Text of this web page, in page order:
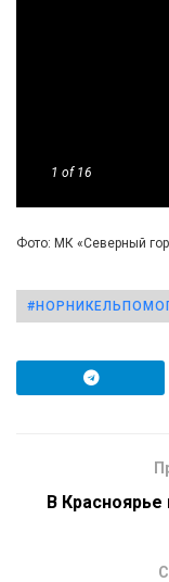
1 of 16
Фото: МК «Северный
В